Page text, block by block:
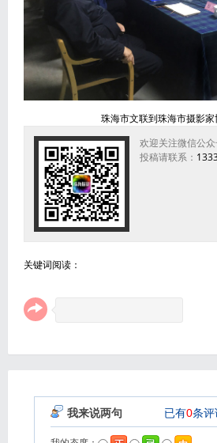
珠海市文联到珠海市摄影家
欢迎关注微信公众
投稿请联系：
关键词阅读：